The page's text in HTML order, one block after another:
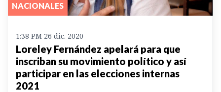
NACIONALES
1:38 PM 26 dic. 2020
Loreley Fernández apelará para que
inscriban su movimiento político y así
participar en las elecciones internas
2021